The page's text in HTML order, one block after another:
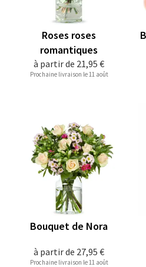
à partir de 21,95 €
Roses roses
romantiques
Prochaine livraison le 11 août
à partir de 27,95 €
Bouquet de Nora
Prochaine livraison le 11 août